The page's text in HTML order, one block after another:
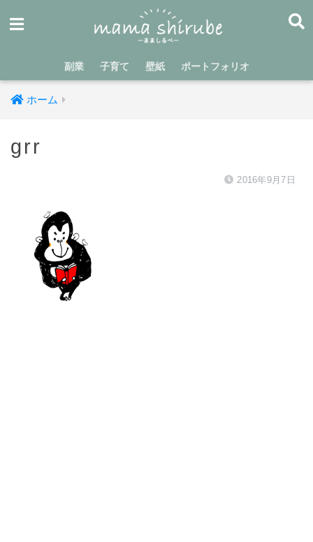
副業 子育て 壁紙 ポートフォリオ
ホーム
grr
2016年9月7日